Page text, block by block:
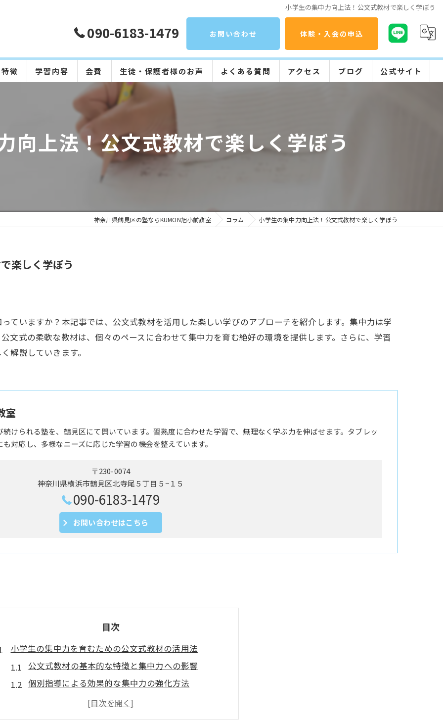
小学生の集中力向上法！公文式教材で楽しく学ぼう
090-6183-1479 お問い合わせ 体験・入会の申込
徴 学習内容
英語
会費 生徒・保護者様のお声 よくある質問 アクセス ブログ 公式サイト
向上法！公文式教材で楽しく学ぼう
神奈川県鶴見区の塾ならKUMON旭小前教室 コラム 小学生の集中力向上法！公文式教材で楽しく学ぼう
楽しく学ぼう
ていますか？本記事では、公文式教材を活用した楽しい学びのアプローチを紹介します。集中力は学
文式の柔軟な教材は、個々のペースに合わせて集中力を育む絶好の環境を提供します。さらに、学習
解説していきます。
室
続けられる塾を、鶴見区にて開いています。習熟度に合わせた学習で、無理なく学ぶ力を伸ばせます。タブレッ
も対応し、多様なニーズに応じた学習の機会を整えています。
〒230-0074
神奈川県横浜市鶴見区北寺尾５丁目５−１５
090-6183-1479
お問い合わせはこちら
目次
小学生の集中力を育むための公文式教材の活用法
公文式教材の基本的な特徴と集中力への影響
個別指導による効果的な集中力の強化方法
柔軟な学びの環境がもたらす集中力の向上
学習の習慣化と集中力の関連性